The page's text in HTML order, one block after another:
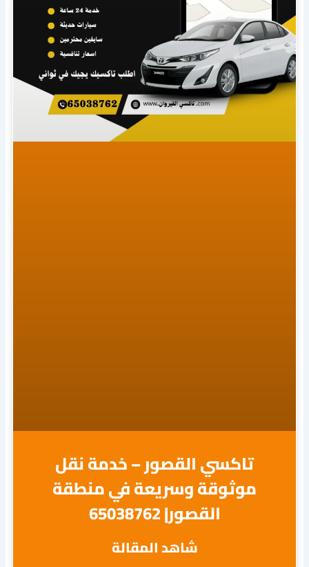
تاكسي القصور – خدمة نقل
موثوقة وسريعة في منطقة
القصور| 65038762
شاهد المقالة